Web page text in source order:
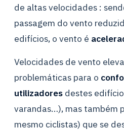
de altas velocidades :
passagem do vento
edifícios, o vento é
Velocidades de vento
problemáticas para o
utilizadores destes
varandas…), mas também
mesmo ciclistas) que se